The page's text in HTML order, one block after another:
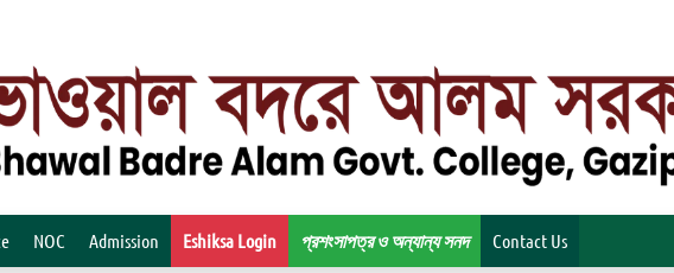
NOC Admission Eshiksa Login প্রশংসাপত্র ও অন্যান্য সনদ Contact Us